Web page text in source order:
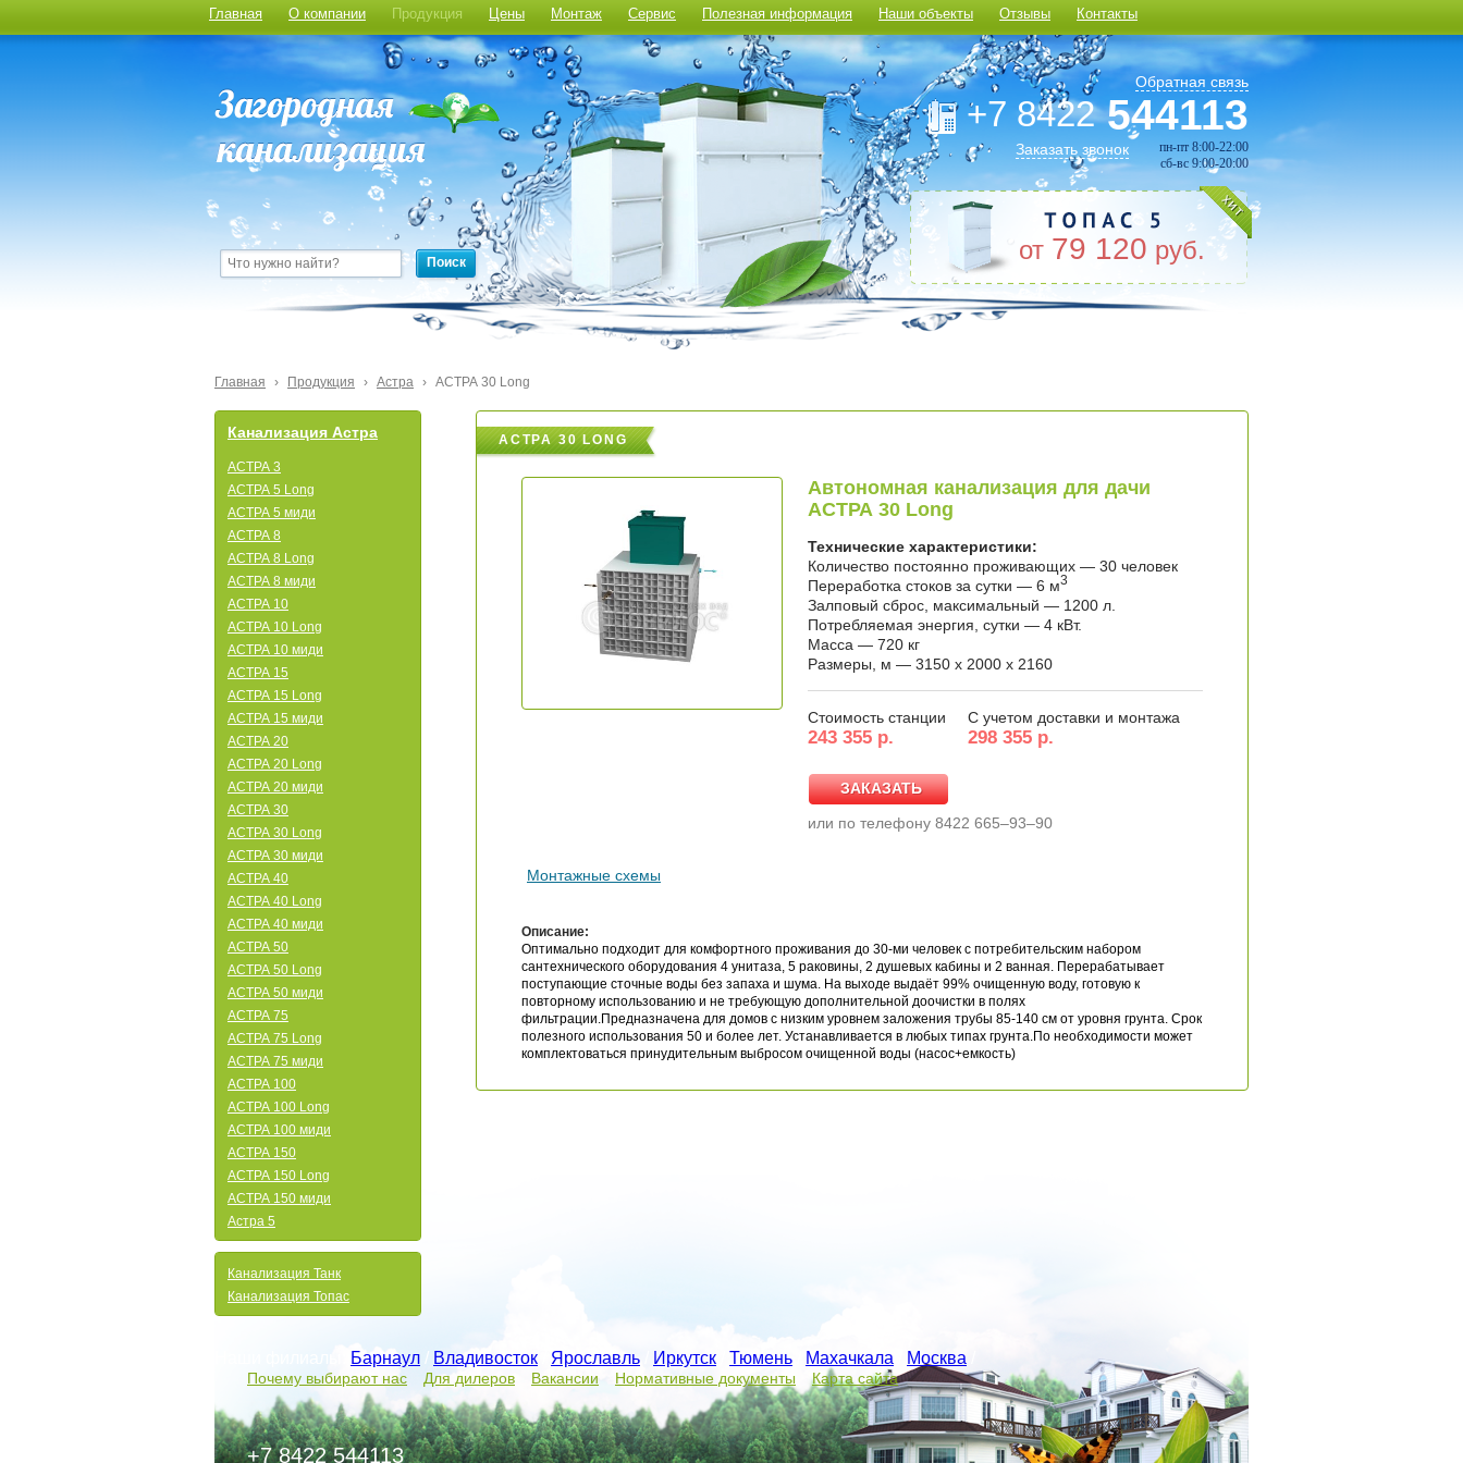
Главная О компании Продукция Цены Монтаж Сервис Полезная информация Наши объекты Отзывы Контакты
Поиск
Обратная связь
+7 8422544113
Заказать звонок
пн-пт 8:00-22:00
сб-вс 9:00-20:00
от 79 120 руб.
Главная › Продукция › Астра › АСТРА 30 Long
Канализация Астра
АСТРА 3
АСТРА 5 Long
АСТРА 5 миди
АСТРА 8
АСТРА 8 Long
АСТРА 8 миди
АСТРА 10
АСТРА 10 Long
АСТРА 10 миди
АСТРА 15
АСТРА 15 Long
АСТРА 15 миди
АСТРА 20
АСТРА 20 Long
АСТРА 20 миди
АСТРА 30
АСТРА 30 Long
АСТРА 30 миди
АСТРА 40
АСТРА 40 Long
АСТРА 40 миди
АСТРА 50
АСТРА 50 Long
АСТРА 50 миди
АСТРА 75
АСТРА 75 Long
АСТРА 75 миди
АСТРА 100
АСТРА 100 Long
АСТРА 100 миди
АСТРА 150
АСТРА 150 Long
АСТРА 150 миди
Астра 5
Канализация Танк
Канализация Топас
АСТРА 30 LONG
Автономная канализация для дачи
АСТРА 30 Long
Технические характеристики:
Количество постоянно проживающих — 30 человек
Переработка стоков за сутки — 6 м3
Залповый сброс, максимальный — 1200 л.
Потребляемая энергия, сутки — 4 кВт.
Масса — 720 кг
Размеры, м — 3150 x 2000 x 2160
Стоимость станции С учетом доставки и монтажа
243 355 р. 298 355 р.
ЗАКАЗАТЬ
ЗАКАЗАТЬ
или по телефону 8422 665–93–90
Монтажные схемы
Описание:
Оптимально подходит для комфортного проживания до 30-ми человек с потребительским набором
сантехнического оборудования 4 унитаза, 5 раковины, 2 душевых кабины и 2 ванная. Перерабатывает
поступающие сточные воды без запаха и шума. На выходе выдаёт 99% очищенную воду, готовую к
повторному использованию и не требующую дополнительной доочистки в полях
фильтрации.Предназначена для домов с низким уровнем заложения трубы 85-140 см от уровня грунта. Срок
полезного использования 50 и более лет. Устанавливается в любых типах грунта.По необходимости может
комплектоваться принудительным выбросом очищенной воды (насос+емкость)
Барнаул / Владивосток Ярославль Иркутск Тюмень Махачкала Москва
Почему выбирают нас Для дилеров Вакансии Нормативные документы Карта сайта
+7 8422 544113